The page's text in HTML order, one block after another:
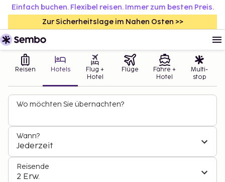
Einfach buchen. Flexibel reisen. Immer zum besten Preis.
Zur Sicherheitslage im Nahen Osten >>
Reisen Hotels
Flug +
Hotel
Flüge
Fähre +
Hotel
Multi-
stop
Wo möchten Sie übernachten?
Wann?
Jederzeit
Reisende
2 Erw.